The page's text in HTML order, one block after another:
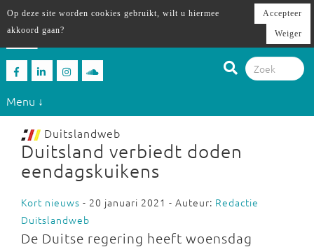
Menu ↓
Duitslandweb
Duitsland verbiedt doden
eendagskuikens
Kort nieuws - 20 januari 2021 - Auteur: Redactie
Duitslandweb
De Duitse regering heeft woensdag
Op deze site worden cookies gebruikt, wilt u hiermee
akkoord gaan?
Accepteer
Weiger